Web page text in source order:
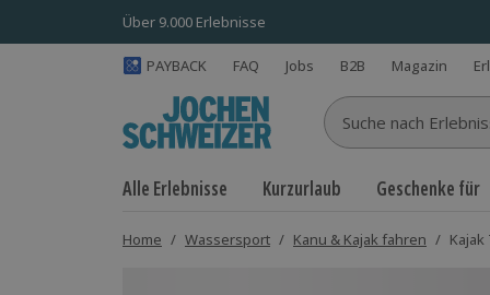
Über 9.000 Erlebnisse
PAYBACK FAQ Jobs B2B Magazin
Suche nach
Alle Erlebnisse Kurzurlaub Geschenke für
Home / Wassersport / Kanu & Kajak fahren /